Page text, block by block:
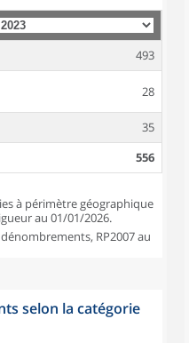
493
28
35
556
à périmètre géographique
au 01/01/2026.
dénombrements, RP2007 au
selon la catégorie